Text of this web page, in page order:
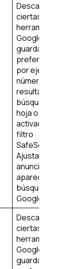
Descargar
ciertas
herramientas
Google y
guardar
preferencias,
por ejemplo,
número de
resultados de
búsqueda por
hoja o la
activación del
filtro
SafeSearch.
Ajusta los
anuncios que
aparecen en
búsqueda de
Google.
Descargar
ciertas
herramientas
Google y
guardar